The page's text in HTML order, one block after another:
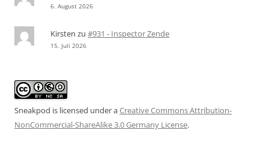
6. August 2026
Kirsten zu #931 - Inspector Zende
15. Juli 2026
Sneakpod is licensed under aCreative Commons Attribution-
NonCommercial-ShareAlike 3.0 Germany License.